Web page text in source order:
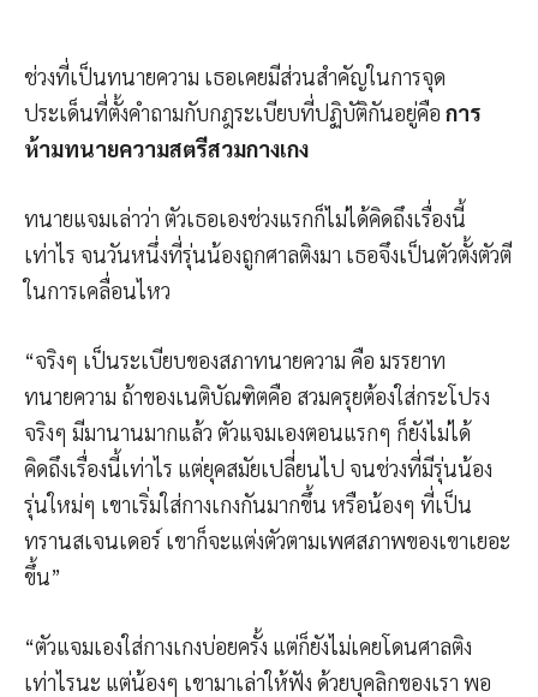
ช่วงที่เป็นทนายความ เธอเคยมีส่วนสำคัญในการจุด
ประเด็นที่ตั้งคำถามกับกฎระเบียบที่ปฏิบัติกันอยู่คือ การ
ห้ามทนายความสตรีสวมกางเกง
ทนายแจมเล่าว่า ตัวเธอเองช่วงแรกก็ไม่ได้คิดถึงเรื่องนี้
เท่าไร จนวันหนึ่งที่รุ่นน้องถูกศาลติงมา เธอจึงเป็นตัวตั้งตัวตี
ในการเคลื่อนไหว
“จริงๆ เป็นระเบียบของสภาทนายความ คือ มรรยาท
ทนายความ ถ้าของเนติบัณฑิตคือ สวมครุยต้องใส่กระโปรง
จริงๆ มีมานานมากแล้ว ตัวแจมเองตอนแรกๆ ก็ยังไม่ได้
คิดถึงเรื่องนี้เท่าไร แต่ยุคสมัยเปลี่ยนไป จนช่วงที่มีรุ่นน้อง
รุ่นใหม่ๆ เขาเริ่มใส่กางเกงกันมากขึ้น หรือน้องๆ ที่เป็น
ทรานสเจนเดอร์ เขาก็จะแต่งตัวตามเพศสภาพของเขาเยอะ
ขึ้น”
“ตัวแจมเองใส่กางเกงบ่อยครั้ง แต่ก็ยังไม่เคยโดนศาลติง
เท่าไรนะ แต่น้องๆ เขามาเล่าให้ฟัง ด้วยบุคลิกของเรา พอ